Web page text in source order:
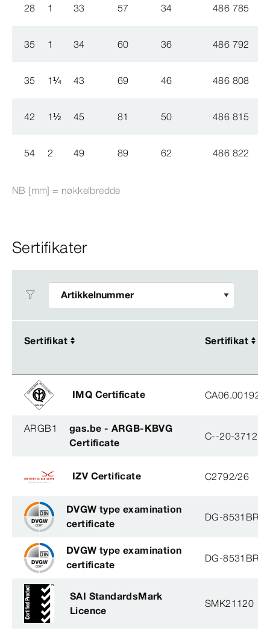
28 1 33 57 34 486 785
35 1 34 60 36 486 792
35 1¼ 43 69 46 486 808
42 1½ 45 81 50 486 815
54 2 49 89 62 486 822
NB [mm] = nøkkelbredde
Sertifikater
Sertifikat Sertifikat
Sertifikat Sertifikat
IMQ Certificate CA06.00192
ARGB1
gas.be - ARGB-KBVG
Certificate
C--20-3712-
IZV Certificate C2792/26
DVGW type examination
certificate
DG-
DVGW type examination
certificate
DG-
SAI StandardsMark
Licence
SMK21120